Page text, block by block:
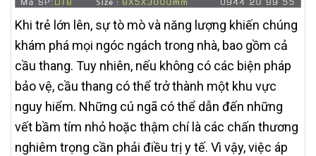
Khi trẻ lớn lên, sự tò mò và năng lượng khiến chúng
khám phá mọi ngóc ngách trong nhà, bao gồm cả
cầu thang. Tuy nhiên, nếu không có các biện pháp
bảo vệ, cầu thang có thể trở thành một khu vực
nguy hiểm. Những cú ngã có thể dẫn đến những
vết bầm tím nhỏ hoặc thậm chí là các chấn thương
nghiêm trọng cần phải điều trị y tế. Vì vậy, việc áp